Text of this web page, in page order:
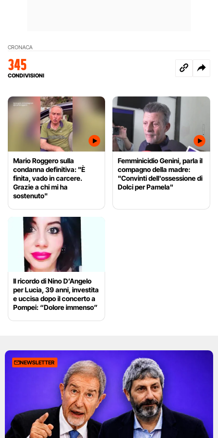
CRONACA
345
CONDIVISIONI
Mario Roggero sulla
condanna definitiva: "È
finita, vado in carcere.
Grazie a chi mi ha
sostenuto"
Femminicidio Genini, parla il
compagno della madre:
"Convinti dell'ossessione di
Dolci per Pamela"
Il ricordo di Nino D’Angelo
per Lucia, 39 anni, investita
e uccisa dopo il concerto a
Pompei: “Dolore immenso”
NEWSLETTER